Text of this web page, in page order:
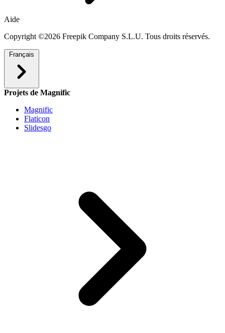
Aide
Copyright ©2026 Freepik Company S.L.U. Tous droits réservés.
Français
Projets de Magnific
Magnific
Flaticon
Slidesgo